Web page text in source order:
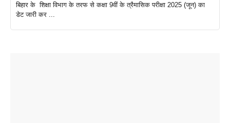
बिहार के शिक्षा विभाग के तरफ से कक्षा 9वीं के त्रैमासिक परीक्षा 2025 (जून) का
डेट जारी कर ...